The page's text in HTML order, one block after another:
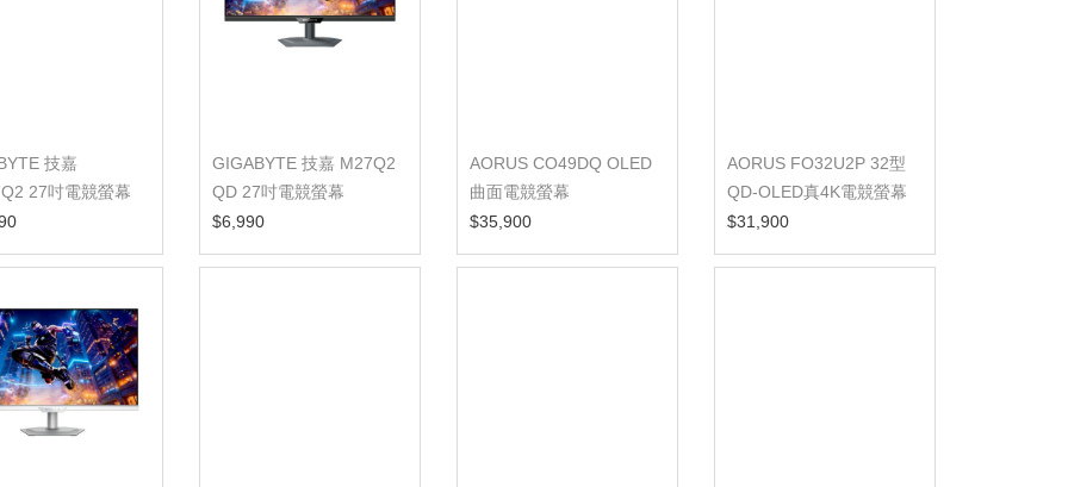
技嘉
27吋電競螢幕
GIGABYTE 技嘉 M27Q2
QD 27吋電競螢幕
$6,990
AORUS CO49DQ OLED
曲面電競螢幕
$35,900
AORUS FO32U2P 32型
QD-OLED真4K電競螢幕
$31,900